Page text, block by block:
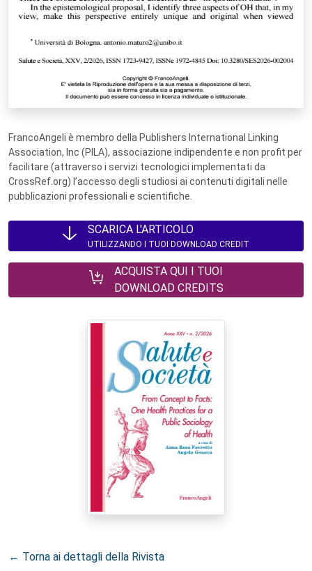
FrancoAngeli è membro della Publishers International Linking
Association, Inc (PILA), associazione indipendente e non profit per
facilitare (attraverso i servizi tecnologici implementati da
CrossRef.org) l’accesso degli studiosi ai contenuti digitali nelle
pubblicazioni professionali e scientifiche.
SCARICA L'ARTICOLO
UTILIZZANDO I TUOI DOWNLOAD CREDIT
ACQUISTA QUI I TUOI
DOWNLOAD CREDITS
← Torna ai dettagli della Rivista